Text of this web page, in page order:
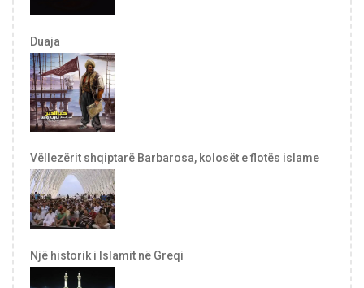
Duaja
Vëllezërit shqiptarë Barbarosa, kolosët e flotës islame
Një historik i Islamit në Greqi